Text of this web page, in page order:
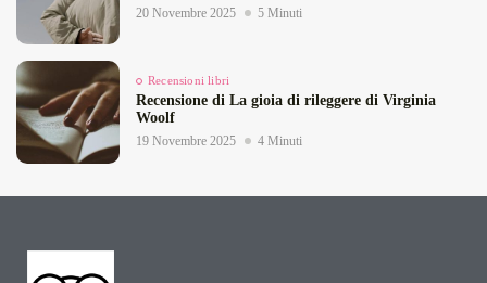
20 Novembre 2025 5 Minuti
Recensioni libri
Recensione di La gioia di rileggere di Virginia
Woolf
19 Novembre 2025 4 Minuti